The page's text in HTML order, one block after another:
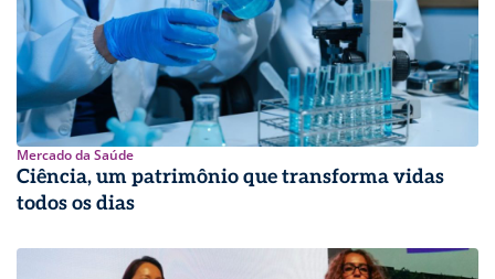
Mercado da Saúde
Ciência, um patrimônio que transforma vidas
todos os dias